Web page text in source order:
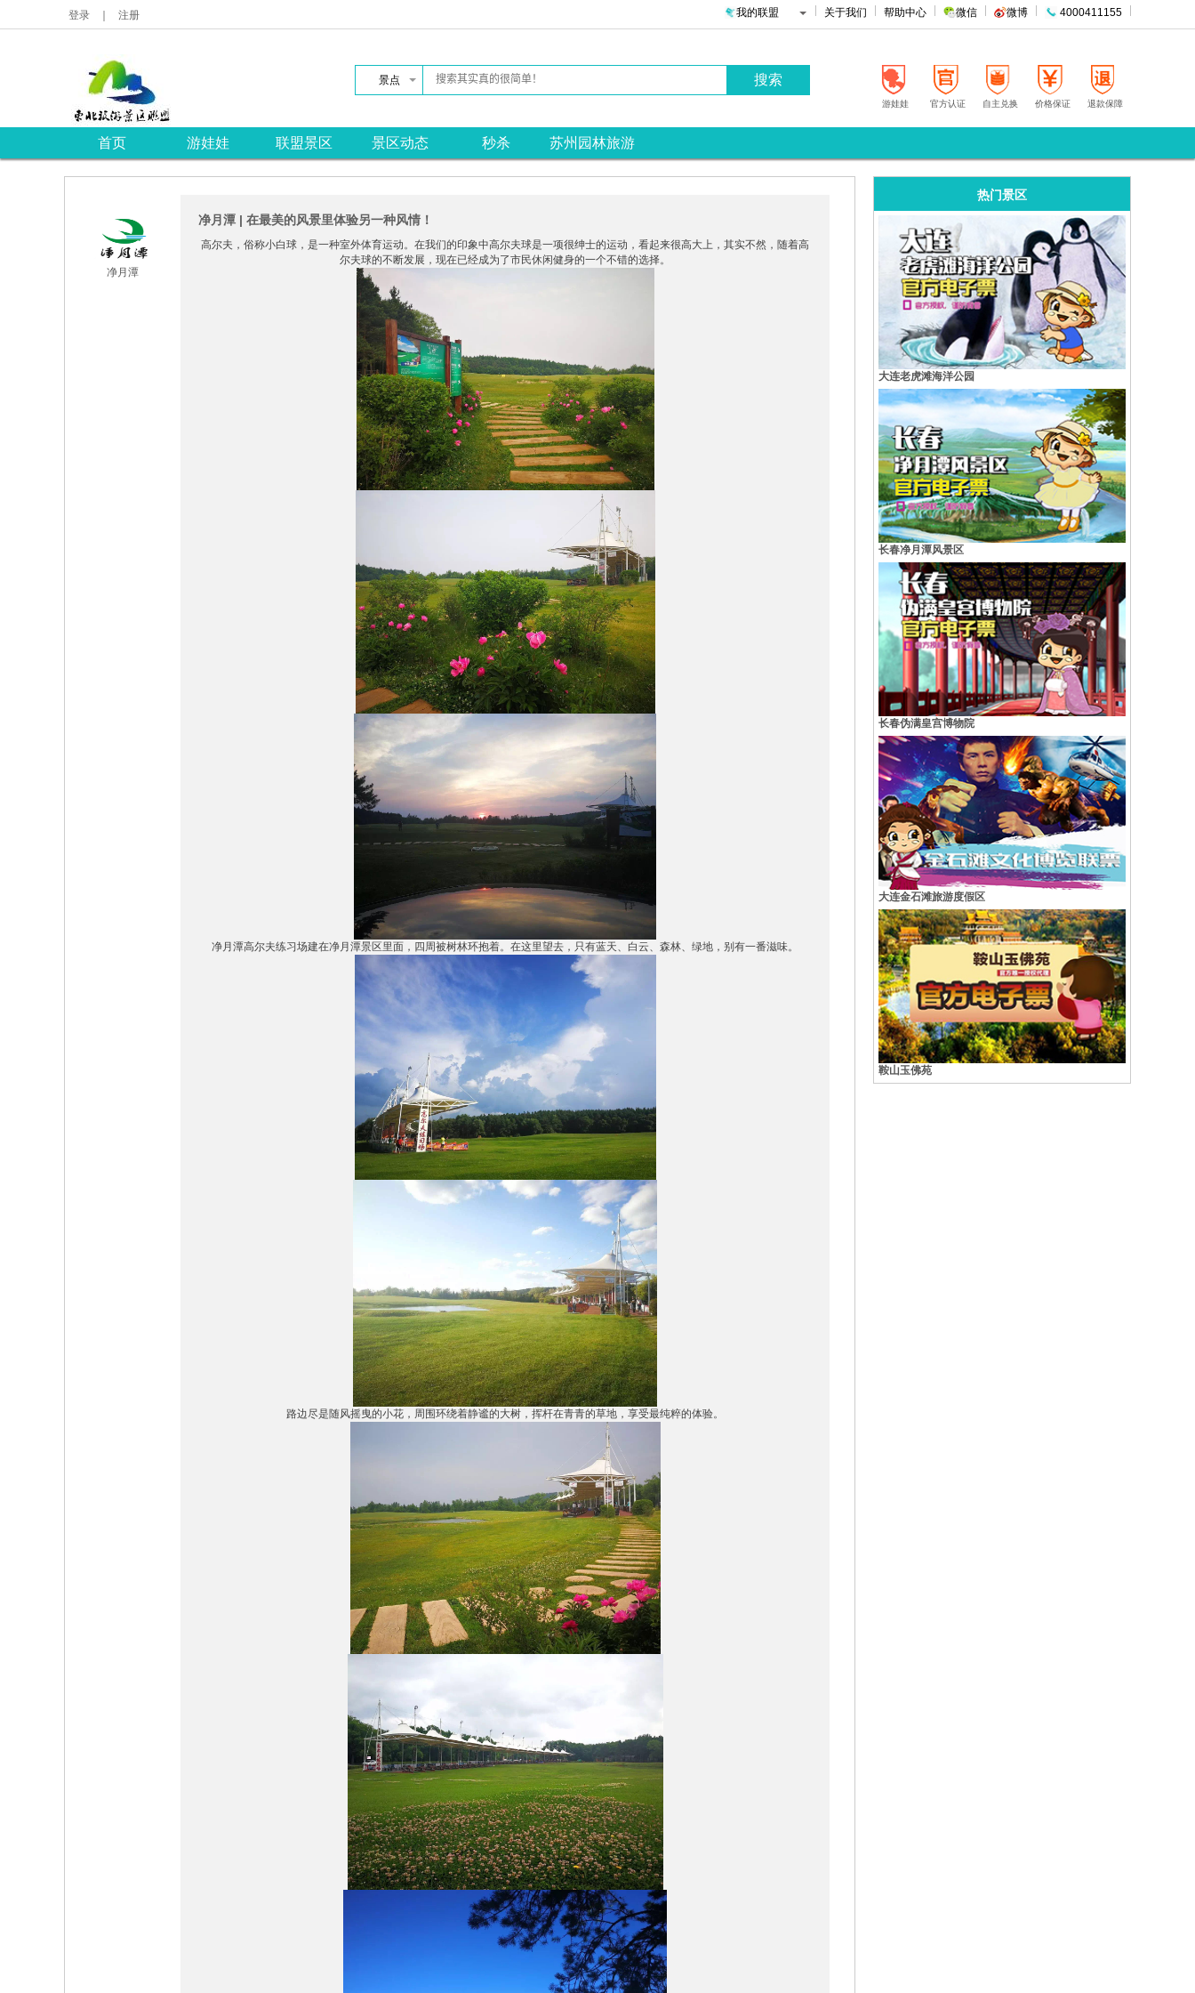
我的联盟 关于我们 帮助中心 微信 微博 4000411155
登录 注册
景点
游娃娃 官方认证 自主兑换 价格保证 退款保障
首页 游娃娃 联盟景区 景区动态 秒杀 苏州园林旅游
净月潭
净月潭 | 在最美的风景里体验另一种风情！
高尔夫，俗称小白球，是一种室外体育运动。在我们的印象中高尔夫球是一项很绅士的运动，看起来很高大上，其实不然，随着高
尔夫球的不断发展，现在已经成为了市民休闲健身的一个不错的选择。
净月潭高尔夫练习场建在净月潭景区里面，四周被树林环抱着。在这里望去，只有蓝天、白云、森林、绿地，别有一番滋味。
路边尽是随风摇曳的小花，周围环绕着静谧的大树，挥杆在青青的草地，享受最纯粹的体验。
热门景区
大连老虎滩海洋公园
长春净月潭风景区
长春伪满皇宫博物院
大连金石滩旅游度假区
鞍山玉佛苑